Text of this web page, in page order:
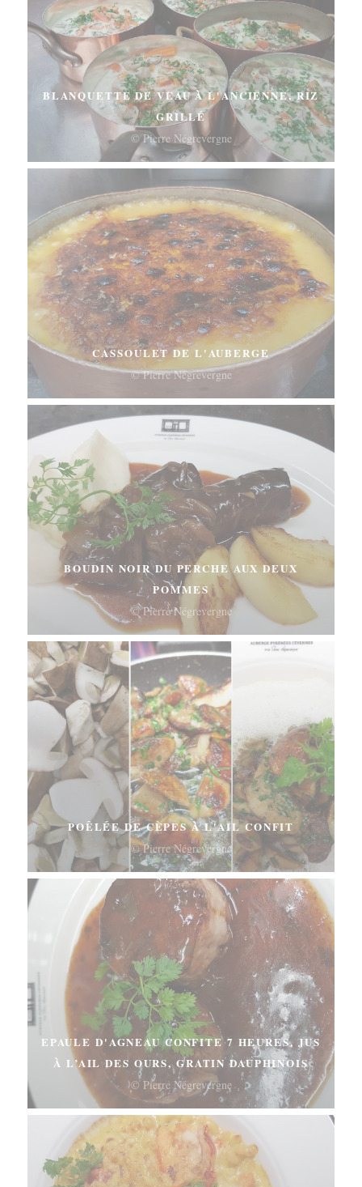
BLANQUETTE DE VEAU À L'ANCIENNE, RIZ
GRILLÉ
© Pierre Négrevergne
CASSOULET DE L'AUBERGE
© Pierre Négrevergne
BOUDIN NOIR DU PERCHE AUX DEUX
POMMES
© Pierre Négrevergne
POÊLÉE DE CÈPES À L'AIL CONFIT
© Pierre Négrevergne
EPAULE D'AGNEAU CONFITE 7 HEURES, JUS
À L’AIL DES OURS, GRATIN DAUPHINOIS
© Pierre Négrevergne